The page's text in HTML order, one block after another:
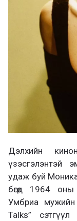
Дэлхийн
үзэсгэлэнтэй
удаж буй Моника
бөгөөд 1964
Умбриа мужийн
Talks”